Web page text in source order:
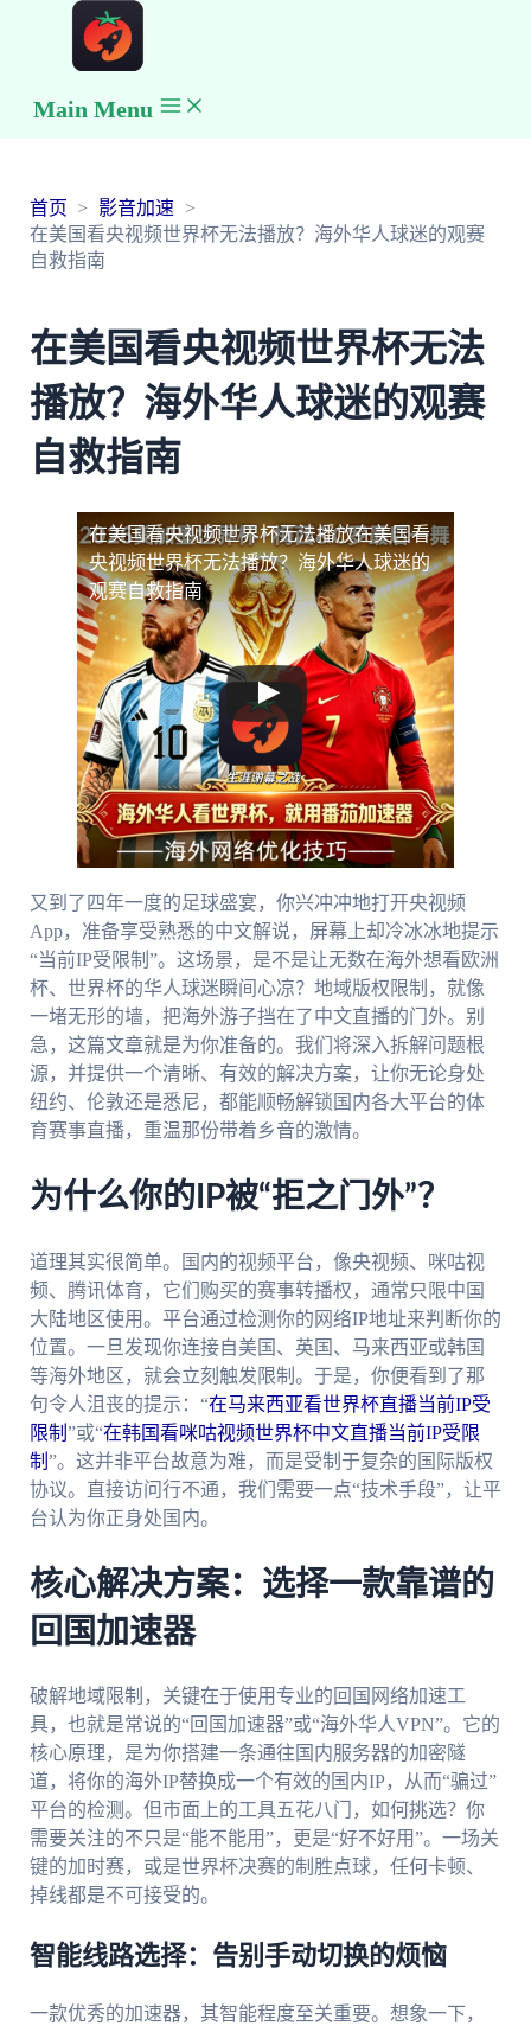
Main Menu
首页
影音加速
在美国看央视频世界杯无法播放？海外华人球迷的观赛
自救指南
在美国看央视频世界杯无法
播放？海外华人球迷的观赛
自救指南
在美国看央视频世界杯无法播放在美国看
央视频世界杯无法播放？海外华人球迷的
观赛自救指南
又到了四年一度的足球盛宴，你兴冲冲地打开央视频
App，准备享受熟悉的中文解说，屏幕上却冷冰冰地提示
“当前IP受限制”。这场景，是不是让无数在海外想看欧洲
杯、世界杯的华人球迷瞬间心凉？地域版权限制，就像
一堵无形的墙，把海外游子挡在了中文直播的门外。别
急，这篇文章就是为你准备的。我们将深入拆解问题根
源，并提供一个清晰、有效的解决方案，让你无论身处
纽约、伦敦还是悉尼，都能顺畅解锁国内各大平台的体
育赛事直播，重温那份带着乡音的激情。
为什么你的IP被“拒之门外”？
道理其实很简单。国内的视频平台，像央视频、咪咕视
频、腾讯体育，它们购买的赛事转播权，通常只限中国
大陆地区使用。平台通过检测你的网络IP地址来判断你的
位置。一旦发现你连接自美国、英国、马来西亚或韩国
等海外地区，就会立刻触发限制。于是，你便看到了那
句令人沮丧的提示：“在马来西亚看世界杯直播当前IP受
限制 ”或“在韩国看咪咕视频世界杯中文直播当前IP受限
制 ”。这并非平台故意为难，而是受制于复杂的国际版权
协议。直接访问行不通，我们需要一点“技术手段”，让平
台认为你正身处国内。
核心解决方案：选择一款靠谱的
回国加速器
破解地域限制，关键在于使用专业的回国网络加速工
具，也就是常说的“回国加速器”或“海外华人VPN”。它的
核心原理，是为你搭建一条通往国内服务器的加密隧
道，将你的海外IP替换成一个有效的国内IP，从而“骗过”
平台的检测。但市面上的工具五花八门，如何挑选？你
需要关注的不只是“能不能用”，更是“好不好用”。一场关
键的加时赛，或是世界杯决赛的制胜点球，任何卡顿、
掉线都是不可接受的。
智能线路选择：告别手动切换的烦恼
一款优秀的加速器，其智能程度至关重要。想象一下，